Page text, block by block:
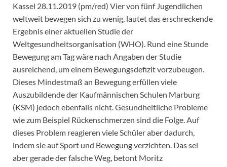
Kassel 28.11.2019 (pm/red) Vier von fünf Jugendlichen
weltweit bewegen sich zu wenig, lautet das erschreckende
Ergebnis einer aktuellen Studie der
Weltgesundheitsorganisation (WHO). Rund eine Stunde
Bewegung am Tag wäre nach Angaben der Studie
ausreichend, um einem Bewegungsdefizit vorzubeugen.
Dieses Mindestmaß an Bewegung erfüllen viele
Auszubildende der Kaufmännischen Schulen Marburg
(KSM) jedoch ebenfalls nicht. Gesundheitliche Probleme
wie zum Beispiel Rückenschmerzen sind die Folge. Auf
dieses Problem reagieren viele Schüler aber dadurch,
indem sie auf Sport und Bewegung verzichten. Das sei
aber gerade der falsche Weg, betont Moritz